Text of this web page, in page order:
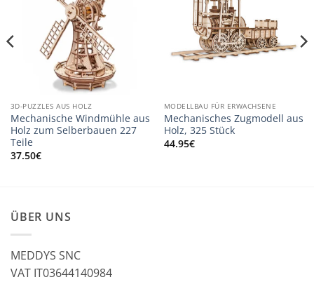
3D-PUZZLES AUS HOLZ
Mechanische Windmühle aus
Holz zum Selberbauen 227
Teile
37.50€
MODELLBAU FÜR ERWACHSENE
Mechanisches Zugmodell aus
Holz, 325 Stück
44.95€
ÜBER UNS
MEDDYS SNC
VAT IT03644140984